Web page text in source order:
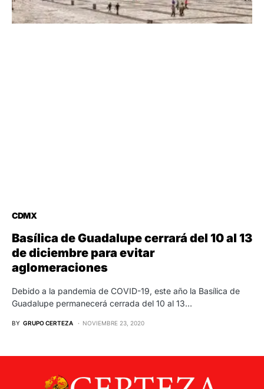
CDMX
Basílica de Guadalupe cerrará del 10 al 13
de diciembre para evitar
aglomeraciones
Debido a la pandemia de COVID-19, este año la Basílica de
Guadalupe permanecerá cerrada del 10 al 13…
BY GRUPO CERTEZA NOVIEMBRE 23, 2020